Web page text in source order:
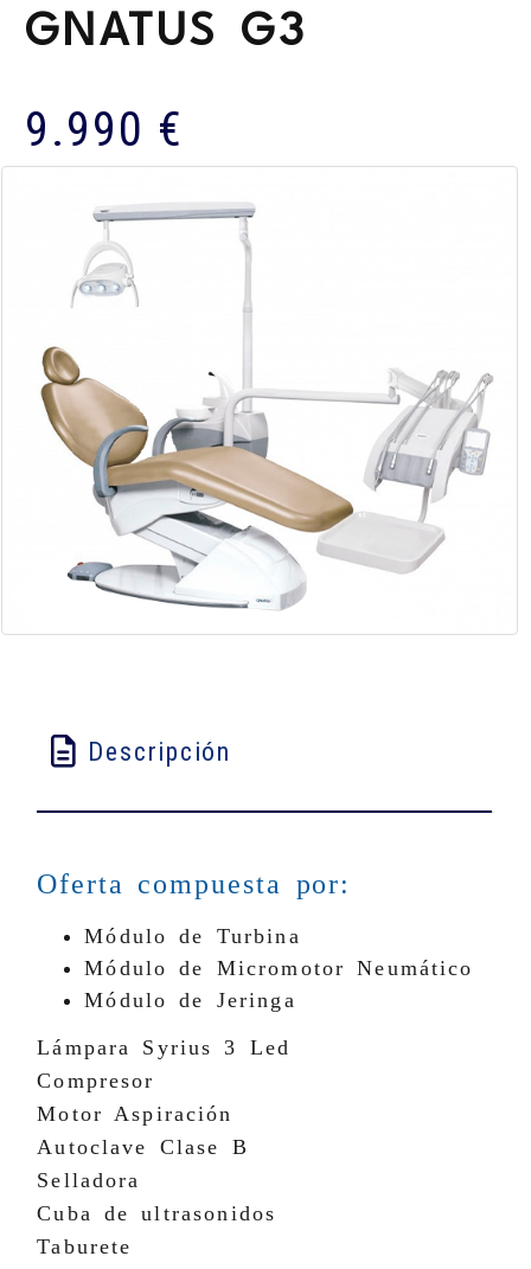
GNATUS G3
9.990 €
Descripción
Oferta compuesta por:
Módulo de Turbina
Módulo de Micromotor Neumático
Módulo de Jeringa
Lámpara Syrius 3 Led
Compresor
Motor Aspiración
Autoclave Clase B
Selladora
Cuba de ultrasonidos
Taburete